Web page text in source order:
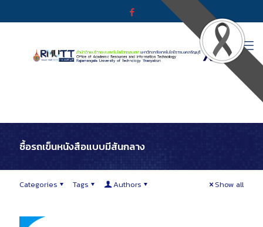
ซื้อรถเข็นหนังสือแบบมีสันกลาง
Categories Tags Authors Show all